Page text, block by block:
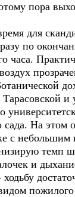
пора
для
по
часа.
Тарасовской
сада. На этом
с небольшим
темп
и
пожилого